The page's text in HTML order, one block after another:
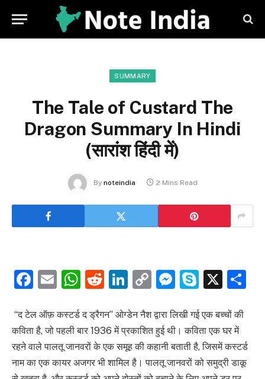
SUMMARY
The Tale of Custard The
Dragon Summary In Hindi
(सारांश हिंदी में)
By noteindia 2 Mins Read
Facebook
EmailWhatsApp
Reddit
LinkedIn
Copy Skype
X
“द टेल ऑफ़ कस्टर्ड द ड्रैगन” ओग्डेन नैश द्वारा लिखी गई एक बच्चों की
कविता है, जो पहली बार 1936 में प्रकाशित हुई थी। कविता एक घर में
रहने वाले पालतू जानवरों के एक समूह की कहानी बताती है, जिसमें कस्टर्ड
नाम का एक कायर अजगर भी शामिल है। पालतू जानवरों को समुद्री डाकू